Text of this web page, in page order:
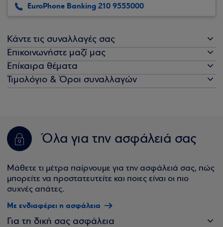
EuroPhone Banking 210 9555000
Κάντε τις συναλλαγές σας
Επικοινωνήστε μαζί μας
Επίκαιρα θέματα
Τιμολόγιο & Όροι συναλλαγών
Όλα για την ασφάλειά σας
Μάθετε τι μέτρα παίρνουμε για την ασφάλειά σας, πώς
μπορείτε να προστατευτείτε και ποιες είναι οι πιο
συχνές απάτες.
Με ενδιαφέρει η ασφάλεια
Για τη δική σας ασφάλεια